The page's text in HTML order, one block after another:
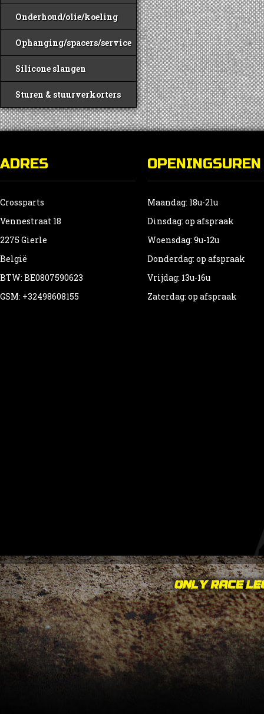
Onderhoud/olie/koeling
Ophanging/spacers/service
Silicone slangen
Sturen & stuurverkorters
ADRES
Crossparts
Vennestraat 18
2275 Gierle
België
BTW: BE0807590623
GSM: +32498608155
OPENINGSUREN
Maandag: 18u-21u
Dinsdag: op afspraak
Woensdag: 9u-12u
Donderdag: op afspraak
Vrijdag: 13u-16u
Zaterdag: op afspraak